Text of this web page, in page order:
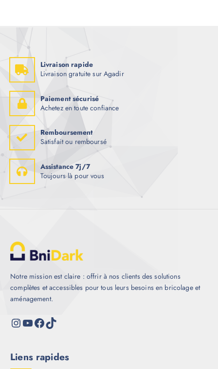
Livraison rapide
Livraison gratuite sur Agadir
Paiement sécurisé
Achetez en toute confiance
Remboursement
Satisfait ou remboursé
Assistance 7j/7
Toujours là pour vous
Notre mission est claire : offrir à nos clients des solutions
complètes et accessibles pour tous leurs besoins en bricolage et
aménagement.
Liens rapides